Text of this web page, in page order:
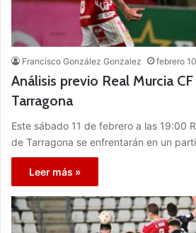
Francisco González Gonzalez febrero
Análisis previo Real Murcia
Tarragona
Este sábado 11 de febrero a las 19:00
de Tarragona se enfrentarán en un
Leer más »